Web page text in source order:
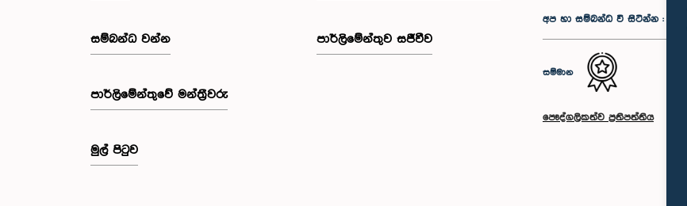
සම්බන්ධ වන්න
පාර්ලි‌මේන්තුවේ මන්ත්‍රීවරු
මුල් පිටුව
පාර්ලිමේන්තුව සජීවීව
අප හා සම්බන්ධ වී සිටින්න :
සම්මාන
පෞද්ගලිකත්ව ප්‍රතිපත්තිය